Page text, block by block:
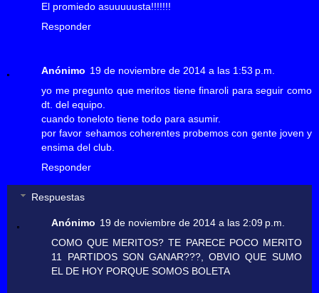
El promiedo asuuuuusta!!!!!!!
Responder
Anónimo 19 de noviembre de 2014 a las 1:53 p.m.
yo me pregunto que meritos tiene finaroli para seguir como
dt. del equipo.
cuando toneloto tiene todo para asumir.
por favor sehamos coherentes probemos con gente joven y
ensima del club.
Responder
Respuestas
Anónimo 19 de noviembre de 2014 a las 2:09 p.m.
COMO QUE MERITOS? TE PARECE POCO MERITO
11 PARTIDOS SON GANAR???, OBVIO QUE SUMO
EL DE HOY PORQUE SOMOS BOLETA